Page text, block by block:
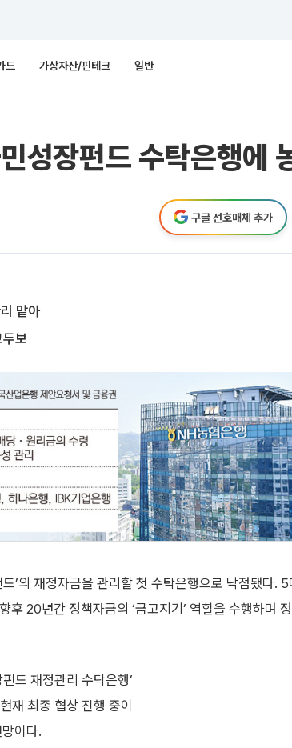
드 가상자산/핀테크 일반
장펀드 수탁은행에
구글 선호매체 추가
맡아
보
’의 재정자금을 관리할 첫 수탁은행으로 낙점됐다. 5
20년간 정책자금의 ‘금고지기’ 역할을 수행하며
드 재정관리 수탁은행’
재 최종 협상 진행 중이
이다.